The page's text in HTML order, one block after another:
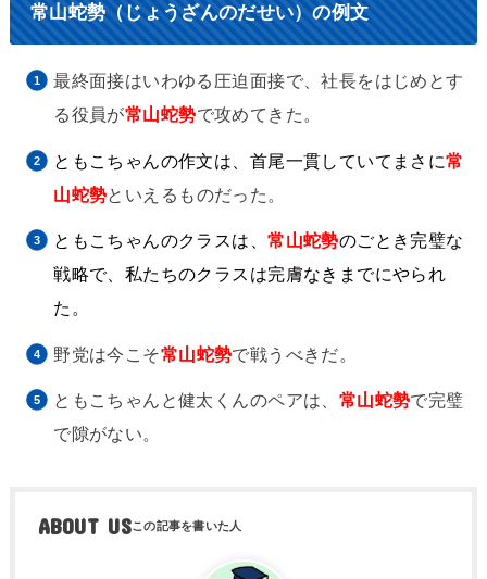
常山蛇勢（じょうざんのだせい）の例文
最終面接はいわゆる圧迫面接で、社長をはじめとす
る役員が常山蛇勢で攻めてきた。
ともこちゃんの作文は、首尾一貫していて まさに常
山蛇勢といえるものだった。
ともこちゃんのクラスは、常山蛇勢のごとき完璧な
戦略で、私たちのクラスは完膚なきまでにやられ
た。
野党は今こそ常山蛇勢で戦うべきだ。
ともこちゃんと健太くんのペアは、 常山蛇勢で完璧
で隙がない。
ABOUT US